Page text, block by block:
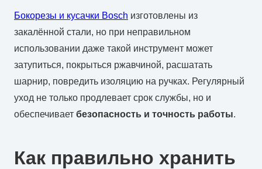
Бокорезы и кусачки Bosch изготовлены из
закалённой стали, но при неправильном
использовании даже такой инструмент может
затупиться, покрыться ржавчиной, расшатать
шарнир, повредить изоляцию на ручках. Регулярный
уход не только продлевает срок службы, но и
обеспечивает безопасность и точность работы.
Как правильно хранить